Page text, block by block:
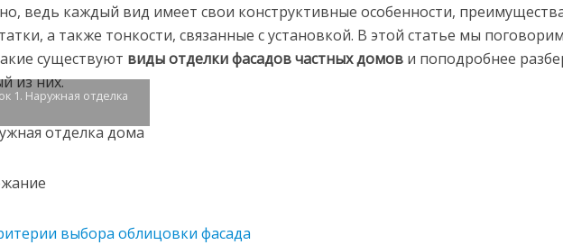
ведь каждый вид имеет свои конструктивные особенности,
а также тонкости, связанные с установкой. В этой статье мы
существуют виды отделки фасадов частных домов и поподробнее
из них.
1. Наружная отделка
выбора облицовки фасада